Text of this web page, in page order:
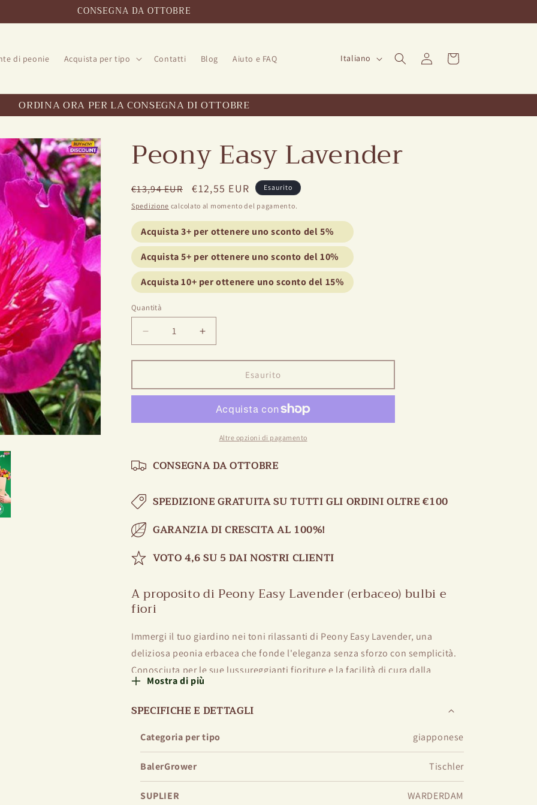
CONSEGNA DA OTTOBRE
di peonie Acquista per tipo Contatti Blog Aiuto e FAQ Lingua
Italiano Login Carrello
ORDINA ORA PER LA CONSEGNA DI OTTOBRE
Peony Easy Lavender
Prezzo
regolare
€13,94 EUR
Prezzo
di
vendita
€12,55 EUR Esaurito
Spedizione calcolato al momento del pagamento.
Acquista 3+ per ottenere uno sconto del 5%
Acquista 5+ per ottenere uno sconto del 10%
Acquista 10+ per ottenere uno sconto del 15%
Quantità
Diminuire
la
quantità
Peony
Easy
Aumentare
la
quantità
Peony
Easy
Lavender
Esaurito
Altre opzioni di pagamento
CONSEGNA DA OTTOBRE
SPEDIZIONE GRATUITA SU TUTTI GLI ORDINI OLTRE €100
GARANZIA DI CRESCITA AL 100%!
VOTO 4,6 SU 5 DAI NOSTRI CLIENTI
A proposito di Peony Easy Lavender (erbaceo) bulbi e
fiori
Immergi il tuo giardino nei toni rilassanti di Peony Easy Lavender, una
deliziosa peonia erbacea che fonde l'eleganza senza sforzo con semplicità.
Conosciuta per le sue lussureggianti fioriture e la facilità di cura dalla
lavanda, la facile lavanda aggiunge un tocco di bellezza serena a qualsiasi
Aspetto e aroma
giardino. Sebbene non fortemente profumato, il profumo sottile aggiunge
Mostra di più
SPECIFICHE E DETTAGLI
Categoria per tipo giapponese
BalerGrower Tischler
SUPLIER WARDERDAM